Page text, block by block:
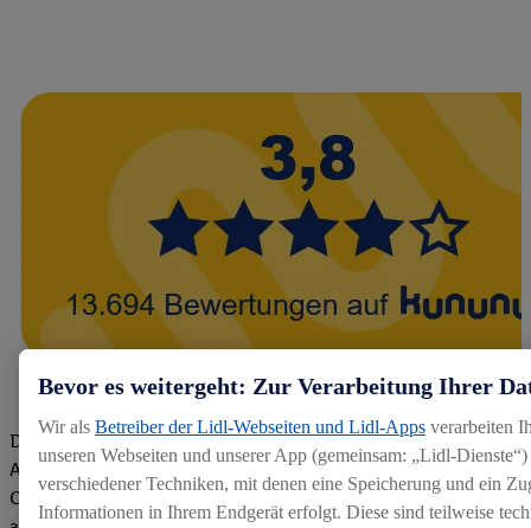
Die Bewertungen von aktuellen und ehemaligen Mitarbeitern,
Azubis und externen Bewerbern haben uns zu einer Top
Company gemacht. Wir freuen uns über unseren guten Score
Bevor es weitergeht: Zur Verarbeitung Ihrer
Wir als Betreiber der Lidl-Webseiten und Lidl-Apps verarbeiten
unseren Webseiten und unserer App (gemeinsam: „Lidl-
verschiedener Techniken, mit denen eine Speicherung und ein
Informationen in Ihrem Endgerät erfolgt. Diese sind teilweise